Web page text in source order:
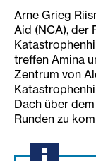
Arne Grieg
Aid (NCA), der
treffen Amina
Zentrum von
Dach über
Runden zu